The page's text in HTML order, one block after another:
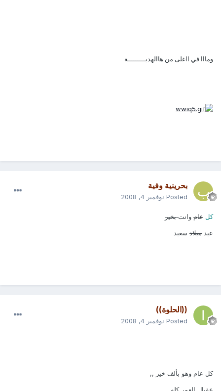
ومااا في ااغلى من هاالهديـــــــــة
بحرينية وفية
Posted نوفمبر 4, 2008
كل عاموانتبخير
عيد ميلاد سعيد
((الحلوة))
Posted نوفمبر 4, 2008
كل عام وهو بألف خير ,,